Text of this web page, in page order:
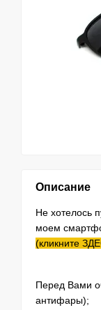
Описание
Не хотелось
моем
(кликните
Перед Вами
антифары);